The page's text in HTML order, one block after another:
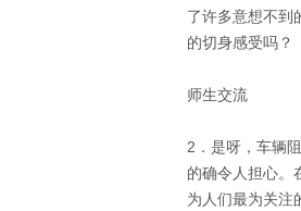
了许多意想不到
的切身感受吗？
师生交流
2．是呀，车辆
的确令人担心。
为人们最为关注